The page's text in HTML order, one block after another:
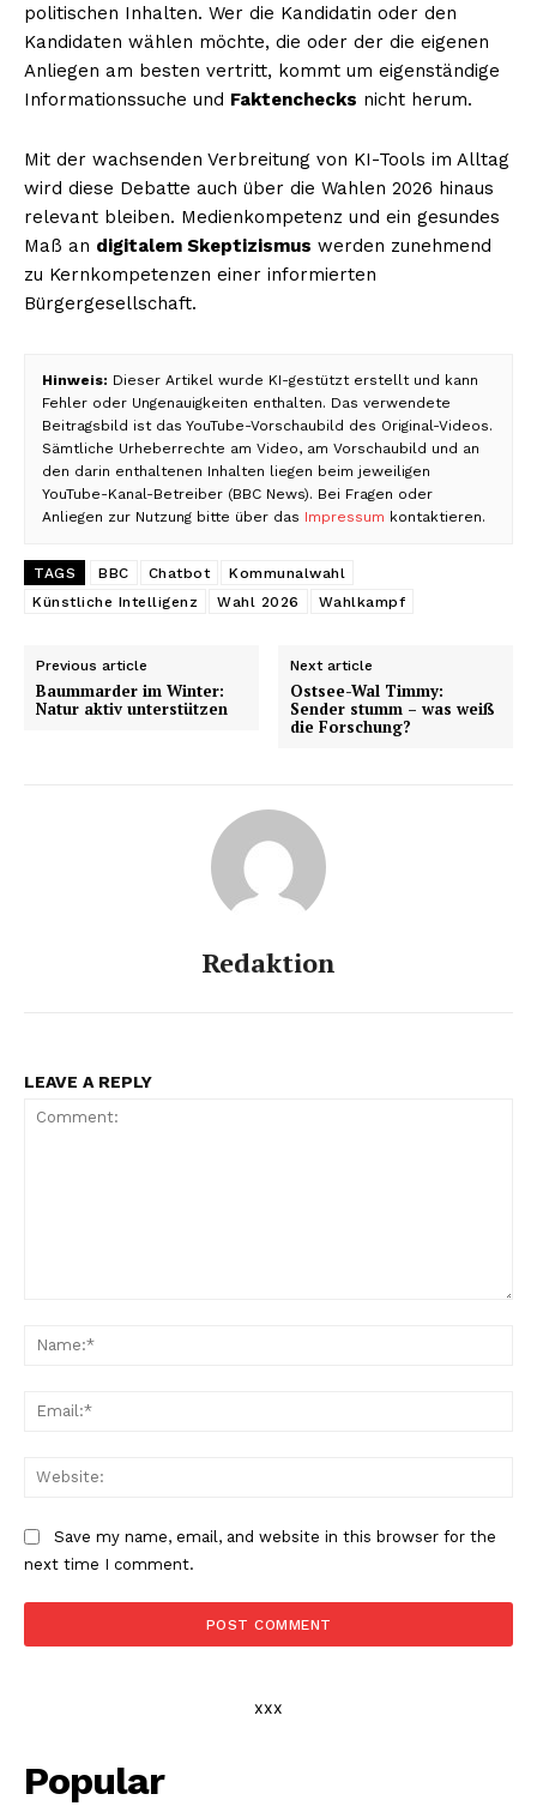
politischen Inhalten. Wer die Kandidatin oder den
Kandidaten wählen möchte, die oder der die eigenen
Anliegen am besten vertritt, kommt um eigenständige
Informationssuche und Faktenchecks nicht herum.
Mit der wachsenden Verbreitung von KI-Tools im Alltag
wird diese Debatte auch über die Wahlen 2026 hinaus
relevant bleiben. Medienkompetenz und ein gesundes
Maß an digitalem Skeptizismus werden zunehmend
zu Kernkompetenzen einer informierten
Bürgergesellschaft.
Hinweis: Dieser Artikel wurde KI-gestützt erstellt und kann
Fehler oder Ungenauigkeiten enthalten. Das verwendete
Beitragsbild ist das YouTube-Vorschaubild des Original-Videos.
Sämtliche Urheberrechte am Video, am Vorschaubild und an
den darin enthaltenen Inhalten liegen beim jeweiligen
YouTube-Kanal-Betreiber (BBC News). Bei Fragen oder
Anliegen zur Nutzung bitte über das Impressum kontaktieren.
TAGS BBC Chatbot
Kommunalwahl
Künstliche Intelligenz
Wahl 2026 Wahlkampf
Previous article
Baummarder im Winter:
Natur aktiv unterstützen
Next article
Ostsee-Wal Timmy:
Sender stumm – was weiß
die Forschung?
Redaktion
LEAVE A REPLY
Save my name, email, and website in this browser for the
next time I comment.
xxx
Popular